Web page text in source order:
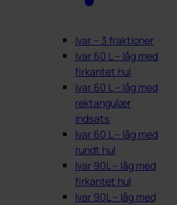
Ivar – 3 fraktioner
Ivar 60 L – låg med
firkantet hul
Ivar 60 L – låg med
rektangulær
indsats
Ivar 60 L – låg med
rundt hul
Ivar 90L – låg med
firkantet hul
Ivar 90L – låg med